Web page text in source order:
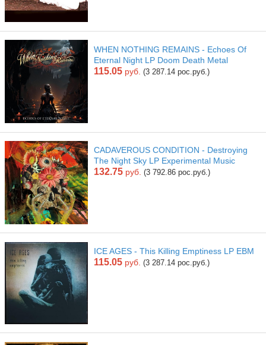
WHEN NOTHING REMAINS - Echoes Of
Eternal Night LP Doom Death Metal
115.05 руб. (3 287.14 рос.руб.)
CADAVEROUS CONDITION - Destroying
The Night Sky LP Experimental Music
132.75 руб. (3 792.86 рос.руб.)
ICE AGES - This Killing Emptiness LP EBM
115.05 руб. (3 287.14 рос.руб.)